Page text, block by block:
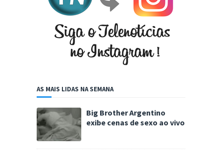
AS MAIS LIDAS NA SEMANA
Big Brother Argentino
exibe cenas de sexo ao vivo